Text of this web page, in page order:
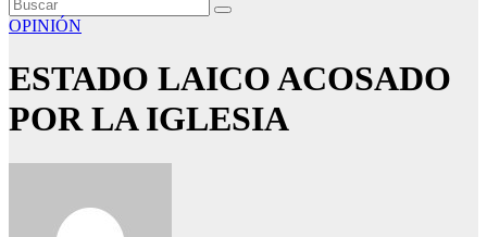
OPINIÓN
ESTADO LAICO ACOSADO
POR LA IGLESIA